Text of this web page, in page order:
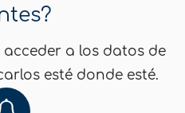
a los datos de
esté donde esté.